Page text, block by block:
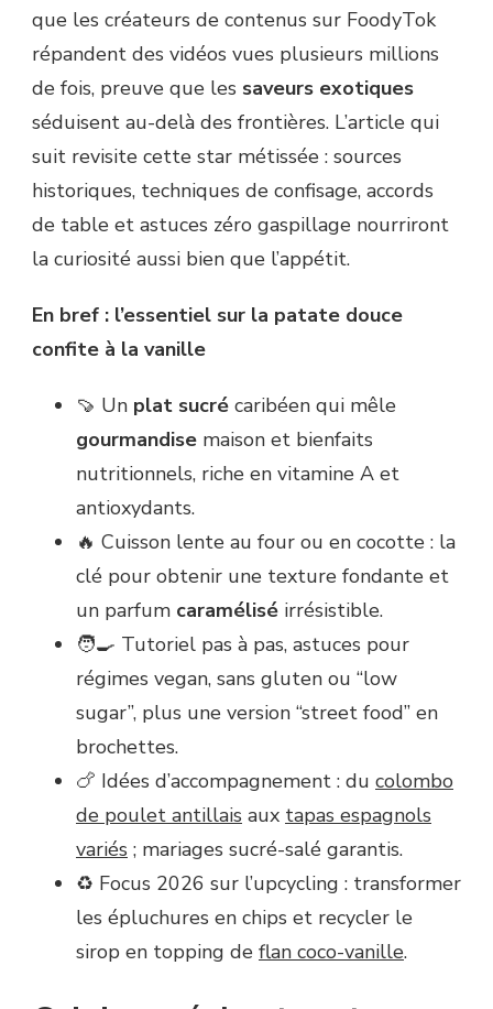
que les créateurs de contenus sur FoodyTok
répandent des vidéos vues plusieurs millions
de fois, preuve que les saveurs exotiques
séduisent au-delà des frontières. L’article qui
suit revisite cette star métissée : sources
historiques, techniques de confisage, accords
de table et astuces zéro gaspillage nourriront
la curiosité aussi bien que l’appétit.
En bref : l’essentiel sur la patate douce
confite à la vanille
🍠 Un plat sucré caribéen qui mêle
gourmandise maison et bienfaits
nutritionnels, riche en vitamine A et
antioxydants.
🔥 Cuisson lente au four ou en cocotte : la
clé pour obtenir une texture fondante et
un parfum caramélisé irrésistible.
🧑‍🍳 Tutoriel pas à pas, astuces pour
régimes vegan, sans gluten ou “low
sugar”, plus une version “street food” en
brochettes.
🍗 Idées d’accompagnement : du colombo
de poulet antillais aux tapas espagnols
variés ; mariages sucré-salé garantis.
♻️ Focus 2026 sur l’upcycling : transformer
les épluchures en chips et recycler le
sirop en topping de flan coco-vanille.